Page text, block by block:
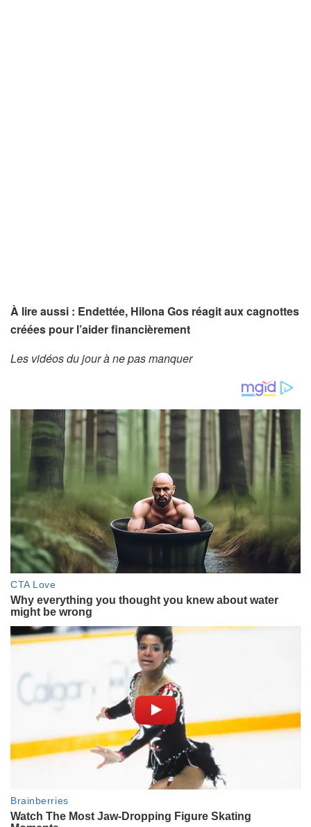
À lire aussi : Endettée, Hilona Gos réagit aux cagnottes
créées pour l’aider financièrement
Les vidéos du jour à ne pas manquer